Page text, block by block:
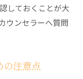
しておくことが大
ウンセラーへ質問
の注意点